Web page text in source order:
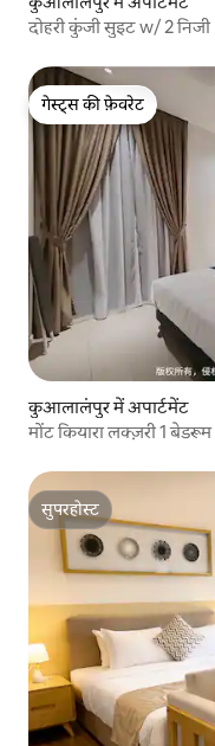
दोहरी कुंजी सुइट w/ 2
गेस्ट्स की फ़ेवरेट
गेस्ट्स की फ़ेवरेट
कुआलालंपुर में अपार्टमेंट
मोंट कियारा लक्ज़री 1
सुपरहोस्ट
सुपरहोस्ट